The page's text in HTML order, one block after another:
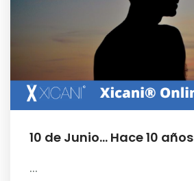
10 de Junio… Hace 10 años
...